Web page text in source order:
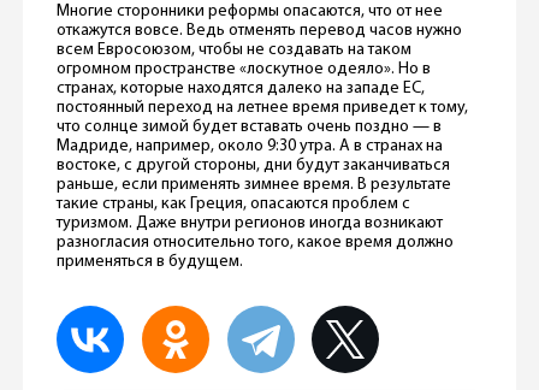
Многие сторонники реформы опасаются, что от нее
откажутся вовсе. Ведь отменять перевод часов нужно
всем Евросоюзом, чтобы не создавать на таком
огромном пространстве «лоскутное одеяло». Но в
странах, которые находятся далеко на западе ЕС,
постоянный переход на летнее время приведет к тому,
что солнце зимой будет вставать очень поздно — в
Мадриде, например, около 9:30 утра. А в странах на
востоке, с другой стороны, дни будут заканчиваться
раньше, если применять зимнее время. В результате
такие страны, как Греция, опасаются проблем с
туризмом. Даже внутри регионов иногда возникают
разногласия относительно того, какое время должно
применяться в будущем.